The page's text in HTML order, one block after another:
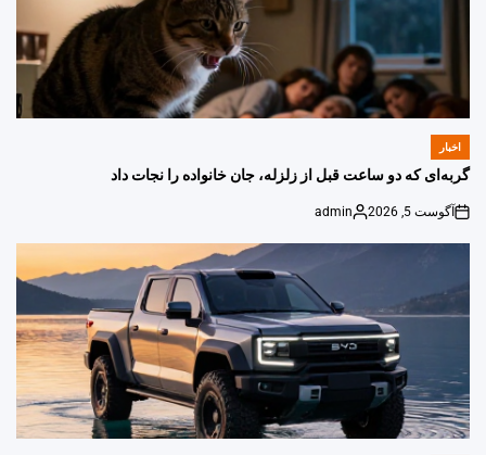
POSTED
IN
اخبار
گربه‌ای که دو ساعت قبل از زلزله، جان خانواده را نجات داد
on
آگوست 5, 2026
Posted
admin